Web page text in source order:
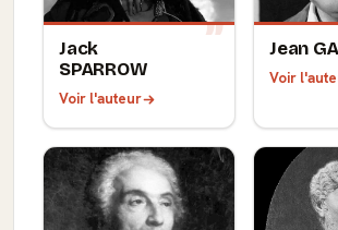
Jack
SPARROW
Voir l'auteur
Jean
Voir